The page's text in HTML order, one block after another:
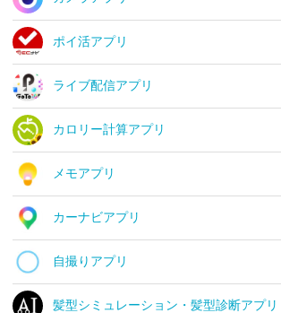
ポイ活アプリ
ライブ配信アプリ
カロリー計算アプリ
メモアプリ
カーナビアプリ
自撮りアプリ
髪型シミュレーション・髪型診断アプリ